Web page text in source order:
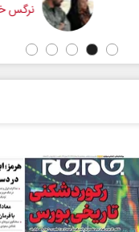
نرگس خانعلی‌زاده - روزنامه‌نگار